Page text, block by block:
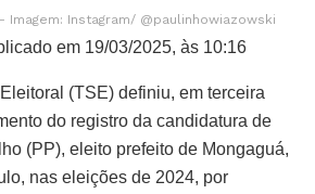
Imagem: Instagram/ @paulinhowiazowski
em 19/03/2025, às 10:16
(TSE) definiu, em terceira
do registro da candidatura de
(PP), eleito prefeito de Mongaguá,
nas eleições de 2024, por